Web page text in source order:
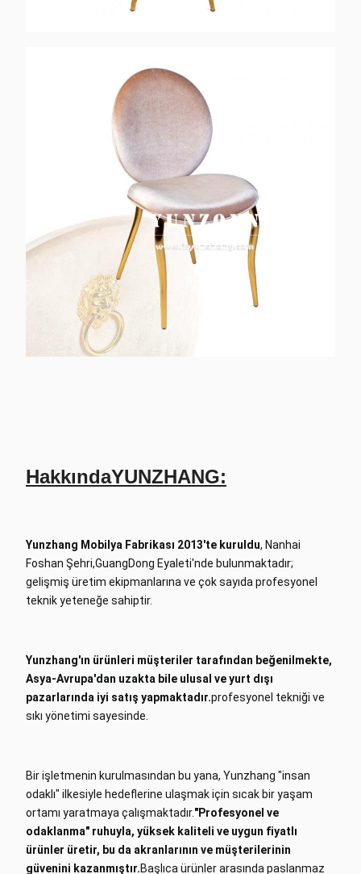
HakkındaYUNZHANG:
Yunzhang Mobilya Fabrikası 2013'te kuruldu, Nanhai
Foshan Şehri,GuangDong Eyaleti'nde bulunmaktadır;
gelişmiş üretim ekipmanlarına ve çok sayıda profesyonel
teknik yeteneğe sahiptir.
Yunzhang'ın ürünleri müşteriler tarafından beğenilmekte,
Asya-Avrupa'dan uzakta bile ulusal ve yurt dışı
pazarlarında iyi satış yapmaktadır.profesyonel tekniği ve
sıkı yönetimi sayesinde.
Bir işletmenin kurulmasından bu yana, Yunzhang "insan
odaklı" ilkesiyle hedeflerine ulaşmak için sıcak bir yaşam
ortamı yaratmaya çalışmaktadır."Profesyonel ve
odaklanma" ruhuyla, yüksek kaliteli ve uygun fiyatlı
ürünler üretir, bu da akranlarının ve müşterilerinin
güvenini kazanmıştır.Başlıca ürünler arasında paslanmaz